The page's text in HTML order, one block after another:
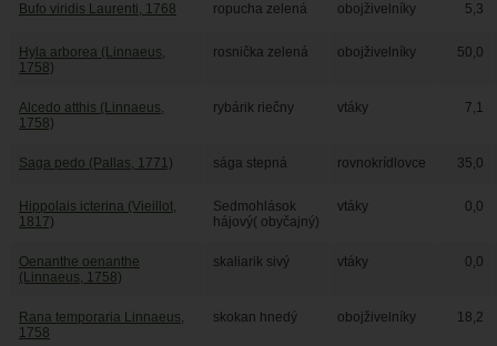
Bufo viridis Laurenti, 1768 ropucha zelená obojživelníky 5,3
Hyla arborea (Linnaeus,
1758)
rosnička zelená obojživelníky 50,0
Alcedo atthis (Linnaeus,
1758)
rybárik riečny vtáky 7,1
Saga pedo (Pallas, 1771) sága stepná rovnokrídlovce 35,0
Hippolais icterina (Vieillot,
1817)
Sedmohlások
hájový( obyčajný)
vtáky 0,0
Oenanthe oenanthe
(Linnaeus, 1758)
skaliarik sivý vtáky 0,0
Rana temporaria Linnaeus,
1758
skokan hnedý obojživelníky 18,2